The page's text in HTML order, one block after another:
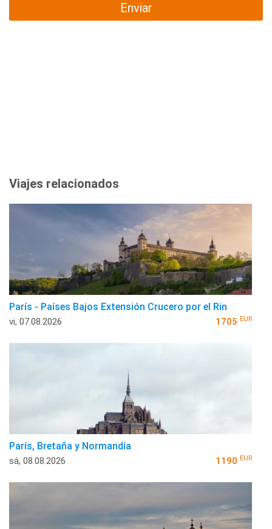
Enviar
Viajes relacionados
París - Países Bajos Extensión Crucero por el Rin
vi, 07.08.2026 1705 EUR
París, Bretaña y Normandía
sá, 08.08.2026 1190 EUR